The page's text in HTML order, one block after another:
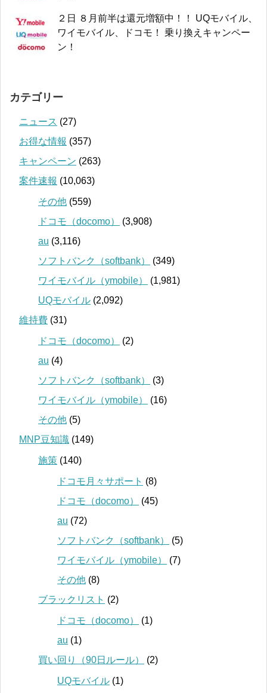
２日 ８月前半は還元増額中！！ UQモバイル、
ワイモバイル、ドコモ！ 乗り換えキャンペー
ン！
カテゴリー
ニュース (27)
お得な情報 (357)
キャンペーン (263)
案件速報 (10,063)
その他 (559)
ドコモ（docomo）
(3,908)
au (3,116)
ソフトバンク（softbank）
(349)
ワイモバイル（ymobile）
(1,981)
UQモバイル (2,092)
維持費 (31)
ドコモ（docomo）
(2)
au (4)
ソフトバンク（softbank）
(3)
ワイモバイル（ymobile）
(16)
その他 (5)
MNP豆知識 (149)
施策 (140)
ドコモ月々サポート (8)
ドコモ（docomo）
(45)
au (72)
ソフトバンク（softbank）
(5)
ワイモバイル（ymobile）
(7)
その他 (8)
ブラックリスト (2)
ドコモ（docomo）
(1)
au (1)
買い回り（90日ルール）
(2)
UQモバイル (1)